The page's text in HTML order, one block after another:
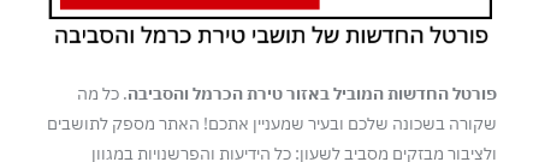
פורטל החדשות המוביל באזור טירת הכרמל והסביבה. כל מה
שקורה בשכונה שלכם ובעיר שמעניין אתכם! האתר מספק לתושבים
ולציבור מבזקים מסביב לשעון: כל הידיעות והפרשנויות במגוון